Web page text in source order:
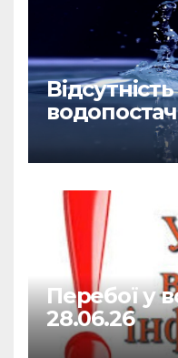
Відсутність
Перебої у
28.06.26